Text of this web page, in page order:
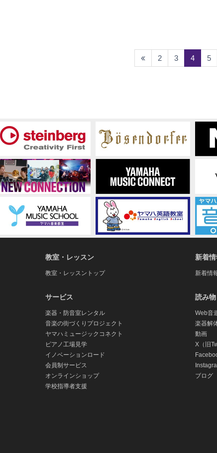
2 3 4 5
教室・レッスン
教室・レッスントップ
サービス
楽器・防音室レンタル
音楽の街づくりプロジェクト
ヤマハミュージックコネクト
ピアノ工場見学
イノベーションロード
会員制サービス
オンラインショップ
学校指導者支援
新着
新着情
読み
Web音
楽器解
動画
X（旧
ブログ